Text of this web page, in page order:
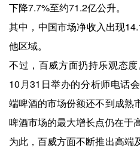
下降7.7%至约71.2亿公升。
其中，中国市场净收入出现
他区域。
不过，百威方面扔持乐观态
10月31日举办的分析师电话
端啤酒的市场份额还不到成熟
啤酒市场的最大增长点仍在于
为此，百威方面不断推出高端